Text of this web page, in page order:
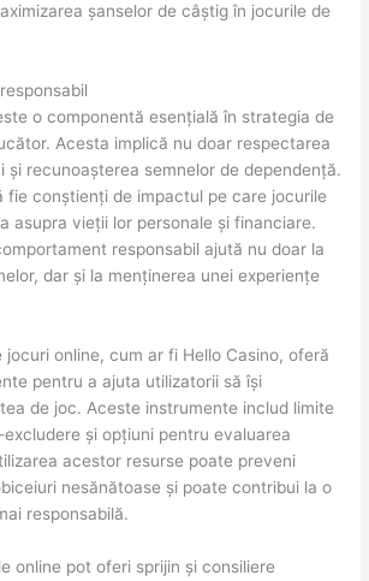
șanselor de câștig în jocurile de
o componentă esențială în strategia de
Acesta implică nu doar respectarea
și recunoașterea semnelor de dependență.
fie conștienți de impactul pe care jocurile
asupra vieții lor personale și financiare.
responsabil ajută nu doar la
dar și la menținerea unei experiențe
online, cum ar fi Hello Casino, oferă
pentru a ajuta utilizatorii să își
de joc. Aceste instrumente includ limite
și opțiuni pentru evaluarea
acestor resurse poate preveni
nesănătoase și poate contribui la o
responsabilă.
online pot oferi sprijin și consiliere